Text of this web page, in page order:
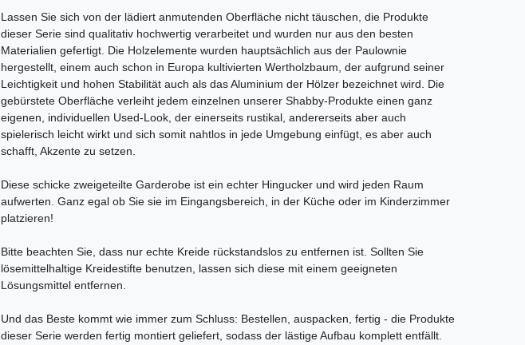
Lassen Sie sich von der lädiert anmutenden Oberfläche nicht täuschen, die Produkte
dieser Serie sind qualitativ hochwertig verarbeitet und wurden nur aus den besten
Materialien gefertigt. Die Holzelemente wurden hauptsächlich aus der Paulownie
hergestellt, einem auch schon in Europa kultivierten Wertholzbaum, der aufgrund seiner
Leichtigkeit und hohen Stabilität auch als das Aluminium der Hölzer bezeichnet wird. Die
gebürstete Oberfläche verleiht jedem einzelnen unserer Shabby-Produkte einen ganz
eigenen, individuellen Used-Look, der einerseits rustikal, andererseits aber auch
spielerisch leicht wirkt und sich somit nahtlos in jede Umgebung einfügt, es aber auch
schafft, Akzente zu setzen.
Diese schicke zweigeteilte Garderobe ist ein echter Hingucker und wird jeden Raum
aufwerten. Ganz egal ob Sie sie im Eingangsbereich, in der Küche oder im Kinderzimmer
platzieren!
Bitte beachten Sie, dass nur echte Kreide rückstandslos zu entfernen ist. Sollten Sie
lösemittelhaltige Kreidestifte benutzen, lassen sich diese mit einem geeigneten
Lösungsmittel entfernen.
Und das Beste kommt wie immer zum Schluss: Bestellen, auspacken, fertig - die Produkte
dieser Serie werden fertig montiert geliefert, sodass der lästige Aufbau komplett entfällt.